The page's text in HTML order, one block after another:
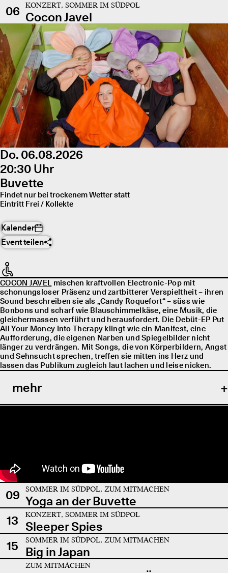
06 KONZERT, SOMMER IM SÜDPOL
Cocon Javel
Do. 06.08.2026
20:30 Uhr
Buvette
Findet nur bei trockenem Wetter statt
Eintritt Frei / Kollekte
Kalender
Event teilen
COCON JAVELmischen kraftvollen Electronic-Pop mit
schonungsloser Präsenz und zartbitterer Verspieltheit – ihren
Sound beschreiben sie als „Candy Roquefort“ – süss wie
Bonbons und scharf wie Blauschimmelkäse, eine Musik, die
gleichermassen verführt und herausfordert. Die Debüt-EP Put
All Your Money Into Therapy klingt wie ein Manifest, eine
Aufforderung, die eigenen Narben und Spiegelbilder nicht
länger zu verdrängen. Mit Songs, die von Körperbildern, Angst
und Sehnsucht sprechen, treffen sie mitten ins Herz und
lassen das Publikum zugleich laut lachen und leise nicken.
mehr
09 SOMMER IM SÜDPOL, ZUM MITMACHEN
Yoga an der Buvette
13
KONZERT, SOMMER IM SÜDPOL
Sleeper Spies
15
SOMMER IM SÜDPOL, ZUM MITMACHEN
Big in Japan
ZUM MITMACHEN